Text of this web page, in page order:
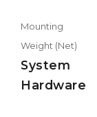
Mounting
Weight (Net)
System
Hardware